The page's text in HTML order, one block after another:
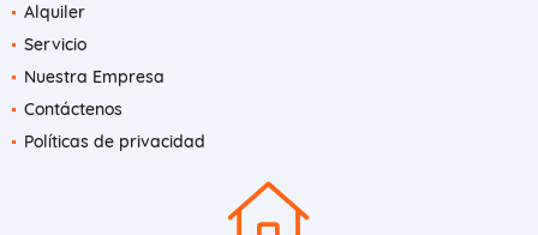
Alquiler
Servicio
Nuestra Empresa
Contáctenos
Políticas de privacidad